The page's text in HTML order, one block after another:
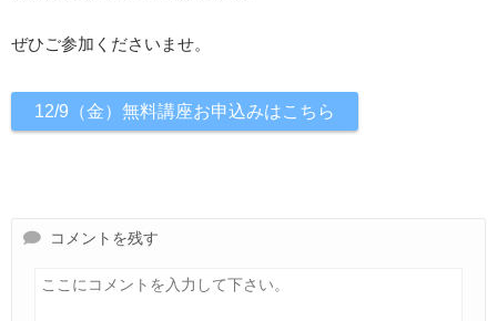
ぜひご参加くださいませ。
12/9（金）無料講座お申込みはこちら
コメントを残す